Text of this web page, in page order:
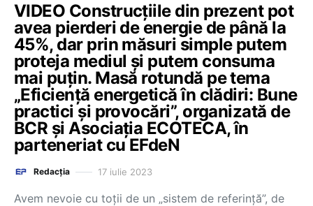
VIDEO Construcțiile din prezent pot
avea pierderi de energie de până la
45%, dar prin măsuri simple putem
proteja mediul și putem consuma
mai puțin. Masă rotundă pe tema
„Eficiență energetică în clădiri: Bune
practici și provocări”, organizată de
BCR și Asociația ECOTECA, în
parteneriat cu EFdeN
Redacția 17 iulie 2023
Avem nevoie cu toții de un „sistem de referință”, de